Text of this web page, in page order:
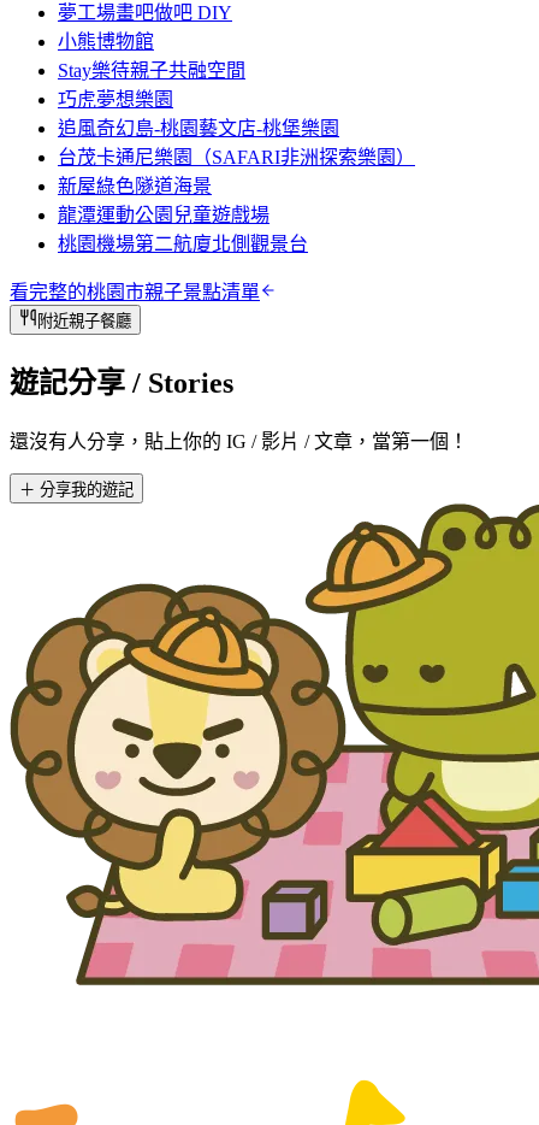
夢工場畫吧做吧 DIY
小熊博物館
Stay樂待親子共融空間
巧虎夢想樂園
追風奇幻島-桃園藝文店-桃堡樂園
台茂卡通尼樂園（SAFARI非洲探索樂園）
新屋綠色隧道海景
龍潭運動公園兒童遊戲場
桃園機場第二航廈北側觀景台
看完整的桃園市親子景點清單
附近親子餐廳
遊記分享 / Stories
還沒有人分享，貼上你的 IG / 影片 / 文章，當第一個！
＋ 分享我的遊記